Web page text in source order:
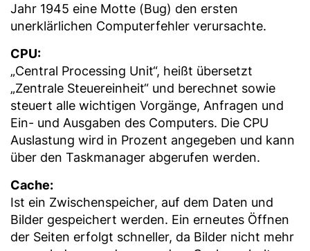
Jahr 1945 eine Motte (Bug) den ersten
unerklärlichen Computerfehler verursachte.
CPU:
„Central Processing Unit“, heißt übersetzt
„Zentrale Steuereinheit“ und berechnet sowie
steuert alle wichtigen Vorgänge, Anfragen und
Ein- und Ausgaben des Computers. Die CPU
Auslastung wird in Prozent angegeben und kann
über den Taskmanager abgerufen werden.
Cache:
Ist ein Zwischenspeicher, auf dem Daten und
Bilder gespeichert werden. Ein erneutes Öffnen
der Seiten erfolgt schneller, da Bilder nicht mehr